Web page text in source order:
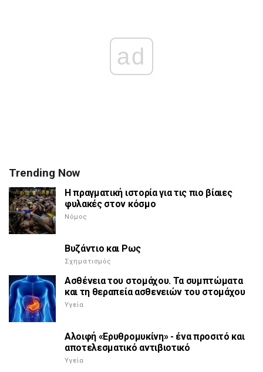
ad
Trending Now
Η πραγματική ιστορία για τις πιο βίαιες
φυλακές στον κόσμο
Νόμος
Βυζάντιο και Ρως
Σχηματισμός
Ασθένεια του στομάχου. Τα συμπτώματα
και τη θεραπεία ασθενειών του στομάχου
Υγεία
Αλοιφή «Ερυθρομυκίνη» - ένα προσιτό και
αποτελεσματικό αντιβιοτικό
Υγεία